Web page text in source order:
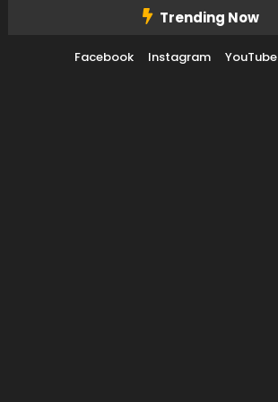
Trending Now
Facebook Instagram YouTube